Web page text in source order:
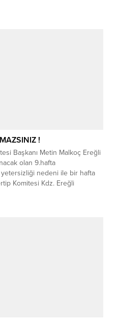
dağılımına göre 2029 oyun
Spor’dan Eren Aydoğan
!
Başkanı Metin Malkoç Ereğli
olan 9.hafta
yetersizliği nedeni ile bir hafta
Komitesi Kdz. Ereğli
günü Bölgesel Amatör Lig
ve Genç Yıldız Kız Futbol